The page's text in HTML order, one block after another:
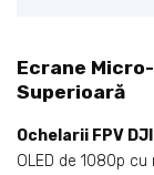
Ecrane
Superioară
Ochelarii FPV
OLED de 1080p